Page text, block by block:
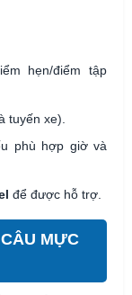
hẹn/điểm tập
tuyến xe).
phù hợp giờ và
để được hỗ trợ.
MỰC